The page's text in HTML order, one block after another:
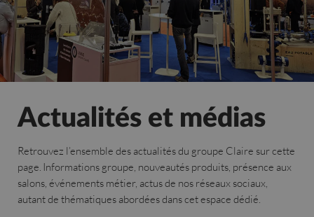
Actualités et médias
Retrouvez l’ensemble des actualités du groupe Claire sur cette
page. Informations groupe, nouveautés produits, présence aux
salons, événements métier, actus de nos réseaux sociaux,
autant de thématiques abordéesdans cetespace dédié.